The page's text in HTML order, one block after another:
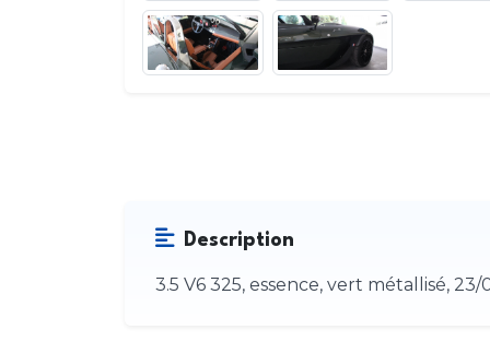
Description
3.5 V6 325, essence, vert métallisé,